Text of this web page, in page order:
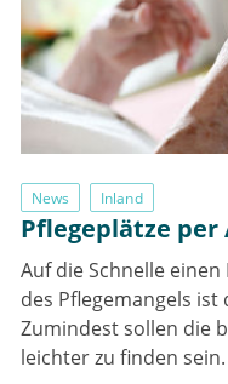
News Inland
Pflegeplätze per
Auf die Schnelle
des Pflegemangels
Zumindest sollen die
leichter zu finden sein.